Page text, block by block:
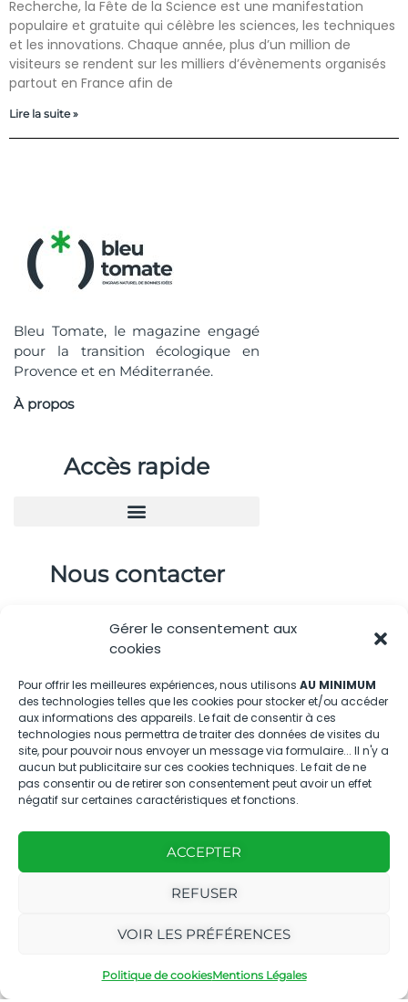
Gérer le consentement aux
cookies
Pour offrir les meilleures expériences, nous utilisons AU MINIMUM
des technologies telles que les cookies pour stocker et/ou accéder
aux informations des appareils. Le fait de consentir à ces
technologies nous permettra de traiter des données de visites du
site, pour pouvoir nous envoyer un message via formulaire... Il n'y a
aucun but publicitaire sur ces cookies techniques. Le fait de ne
pas consentir ou de retirer son consentement peut avoir un effet
négatif sur certaines caractéristiques et fonctions.
ACCEPTER
REFUSER
VOIR LES PRÉFÉRENCES
Politique de cookiesMentions Légales
Recherche, la Fête de la Science est une manifestation
populaire et gratuite qui célèbre les sciences, les techniques
et les innovations. Chaque année, plus d’un million de
visiteurs se rendent sur les milliers d’évènements organisés
partout en France afin de
Lire la suite »
Bleu Tomate, le magazine engagé
pour la transition écologique en
Provence et en Méditerranée.
À propos
Accès rapide
Nous contacter
contactBT@bleu-tomate.fr
Kit média
Kit média Bleu Tomate
Nous suivre
Ce magazine est
|
légales
de